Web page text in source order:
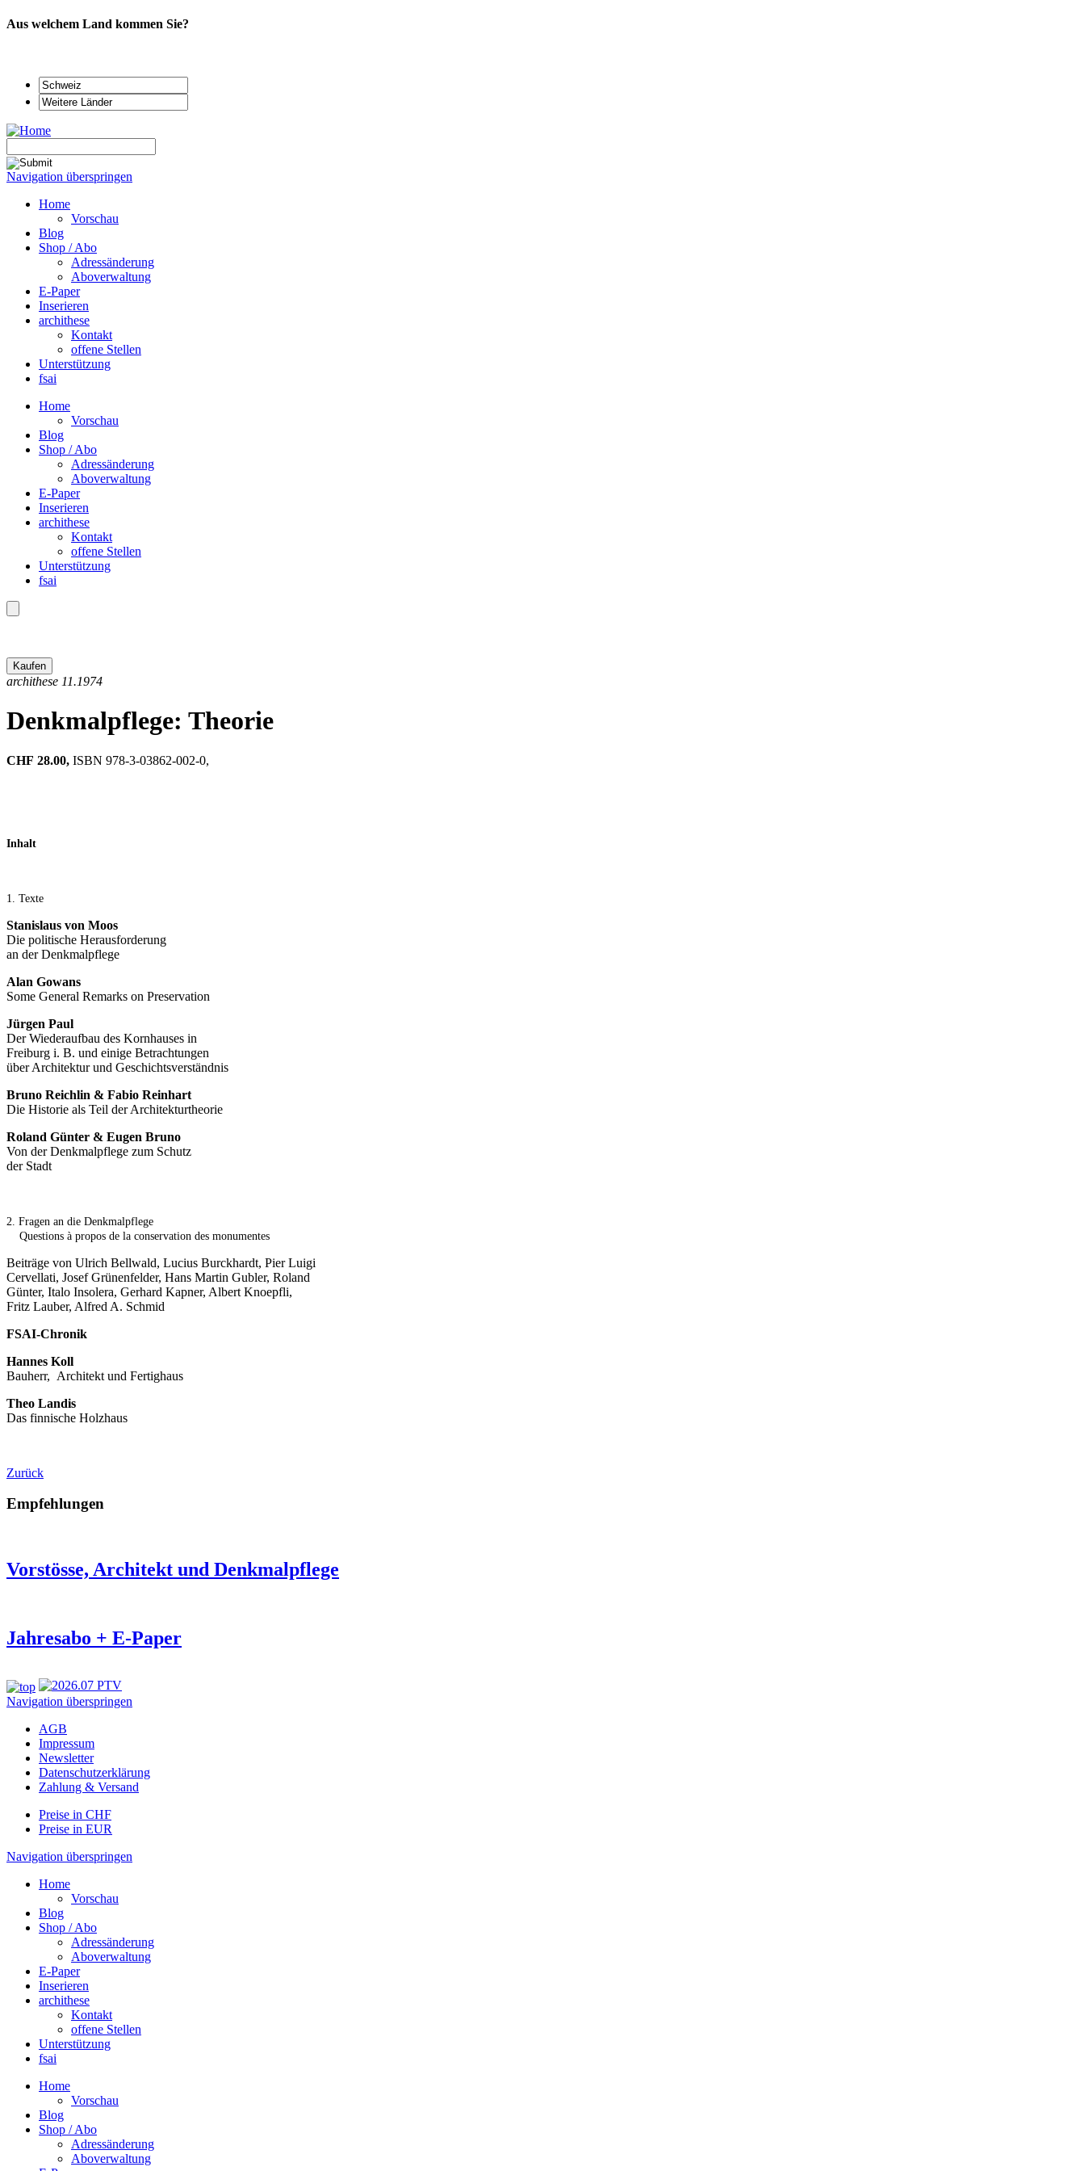
Aus welchem Land kommen Sie?
Navigation überspringen
Home
Vorschau
Blog
Shop / Abo
Adressänderung
Aboverwaltung
E-Paper
Inserieren
archithese
Kontakt
offene Stellen
Unterstützung
fsai
Home
Vorschau
Blog
Shop / Abo
Adressänderung
Aboverwaltung
E-Paper
Inserieren
archithese
Kontakt
offene Stellen
Unterstützung
fsai
archithese 11.1974
Denkmalpflege: Theorie
CHF 28.00, ISBN 978-3-03862-002-0,
Inhalt
1. Texte
Stanislaus von Moos
Die politische Herausforderung
an der Denkmalpflege
Alan Gowans
Some General Remarks on Preservation
Jürgen Paul
Der Wiederaufbau des Kornhauses in
Freiburg i. B. und einige Betrachtungen
über Architektur und Geschichtsverständnis
Bruno Reichlin & Fabio Reinhart
Die Historie als Teil der Architekturtheorie
Roland Günter & Eugen Bruno
Von der Denkmalpflege zum Schutz
der Stadt
2. Fragen an die Denkmalpflege
Questions à propos de la conservation des monumentes
Beiträge von Ulrich Bellwald, Lucius Burckhardt, Pier Luigi
Cervellati, Josef Grünenfelder, Hans Martin Gubler, Roland
Günter, Italo Insolera, Gerhard Kapner, Albert Knoepfli,
Fritz Lauber, Alfred A. Schmid
FSAI-Chronik
Hannes Koll
Bauherr, Architekt und Fertighaus
Theo Landis
Das finnische Holzhaus
Zurück
Empfehlungen
Vorstösse, Architekt und Denkmalpflege
Jahresabo + E-Paper
Navigation überspringen
AGB
Impressum
Newsletter
Datenschutzerklärung
Zahlung & Versand
Preise in CHF
Preise in EUR
Navigation überspringen
Home
Vorschau
Blog
Shop / Abo
Adressänderung
Aboverwaltung
E-Paper
Inserieren
archithese
Kontakt
offene Stellen
Unterstützung
fsai
Home
Vorschau
Blog
Shop / Abo
Adressänderung
Aboverwaltung